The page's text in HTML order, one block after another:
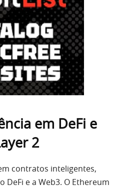
em DeFi e
2
contratos inteligentes,
DeFi e a Web3. O Ethereum